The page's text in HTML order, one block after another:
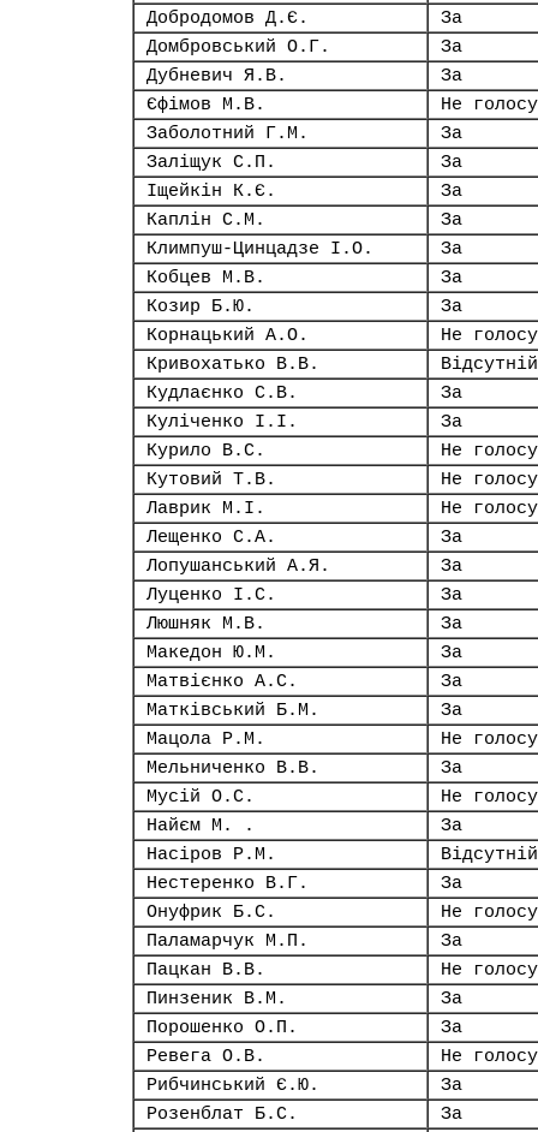
Добродомов Д.Є.
За
Домбровський О.Г.
За
Дубневич Я.В.
За
Єфімов М.В.
Не
Заболотний Г.М.
За
Заліщук С.П.
За
Іщейкін К.Є.
За
Каплін С.М.
За
Климпуш-Цинцадзе І.О.
За
Кобцев М.В.
За
Козир Б.Ю.
За
Корнацький А.О.
Не
Кривохатько В.В.
Відсутній
Кудлаєнко С.В.
За
Куліченко І.І.
За
Курило В.С.
Не
Кутовий Т.В.
Не
Лаврик М.І.
Не
Лещенко С.А.
За
Лопушанський А.Я.
За
Луценко І.С.
За
Люшняк М.В.
За
Македон Ю.М.
За
Матвієнко А.С.
За
Матківський Б.М.
За
Мацола Р.М.
Не
Мельниченко В.В.
За
Мусій О.С.
Не
Найєм М. .
За
Насіров Р.М.
Відсутній
Нестеренко В.Г.
За
Онуфрик Б.С.
Не
Паламарчук М.П.
За
Пацкан В.В.
Не
Пинзеник В.М.
За
Порошенко О.П.
За
Ревега О.В.
Не
Рибчинський Є.Ю.
За
Розенблат Б.С.
За